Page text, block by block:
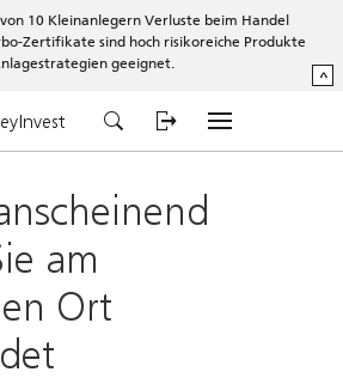
10 Kleinanlegern Verluste beim Handel
Zertifikate sind hoch risikoreiche Produkte
geeignet.
^
am
Ort